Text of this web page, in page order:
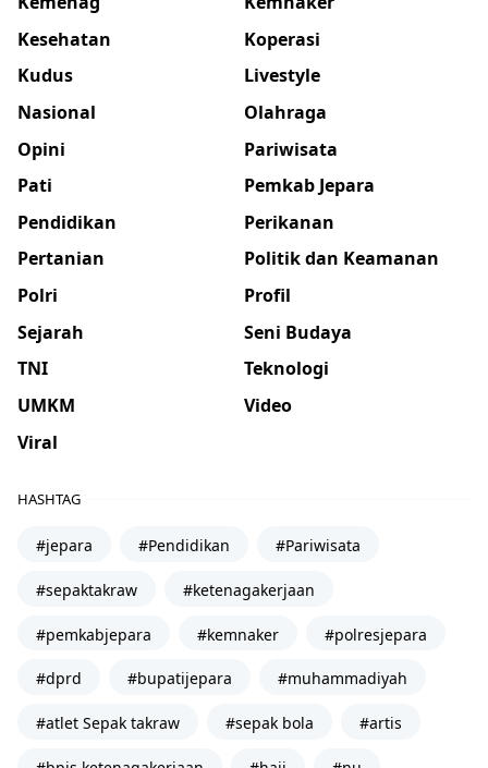
Kesehatan
Koperasi
Kudus
Livestyle
Nasional
Olahraga
Opini
Pariwisata
Pati
Pemkab Jepara
Pendidikan
Perikanan
Pertanian
Politik dan Keamanan
Polri
Profil
Sejarah
Seni Budaya
TNI
Teknologi
UMKM
Video
Viral
HASHTAG
#jepara #Pendidikan #Pariwisata
#sepaktakraw #ketenagakerjaan
#pemkabjepara #kemnaker #polresjepara
#dprd #bupatijepara #muhammadiyah
#atlet Sepak takraw #sepak bola #artis